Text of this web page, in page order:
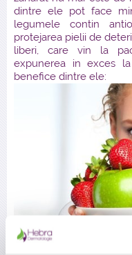
dintre ele pot face
legumele contin
protejarea pielii de
liberi, care vin la
expunerea in exces
benefice dintre ele: